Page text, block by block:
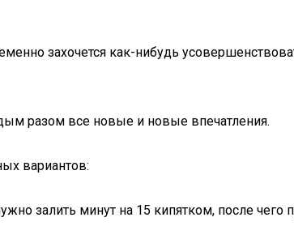
захочется как-нибудь
разом все новые и новые впечатления.
вариантов:
залить минут на 15 кипятком, после чего